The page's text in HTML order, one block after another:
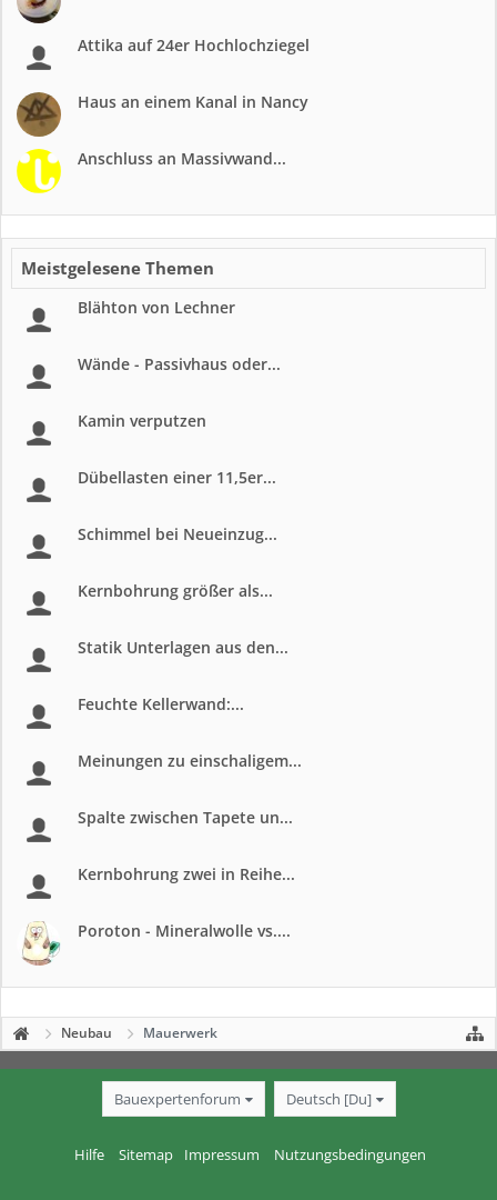
Attika auf 24er Hochlochziegel
Haus an einem Kanal in Nancy
Anschluss an Massivwand...
Meistgelesene Themen
Blähton von Lechner
Wände - Passivhaus oder...
Kamin verputzen
Dübellasten einer 11,5er...
Schimmel bei Neueinzug...
Kernbohrung größer als...
Statik Unterlagen aus den...
Feuchte Kellerwand:...
Meinungen zu einschaligem...
Spalte zwischen Tapete un...
Kernbohrung zwei in Reihe...
Poroton - Mineralwolle vs....
Neubau Mauerwerk
Bauexpertenforum Deutsch [Du]
Hilfe Sitemap Impressum Nutzungsbedingungen